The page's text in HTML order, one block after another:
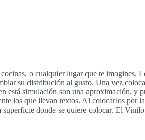
o cualquier lugar que te imagines.
su distribución al gusto. Una vez
simulación son una aproximación, y
los que llevan textos. Al colocarlos por
donde se quiere colocar. El